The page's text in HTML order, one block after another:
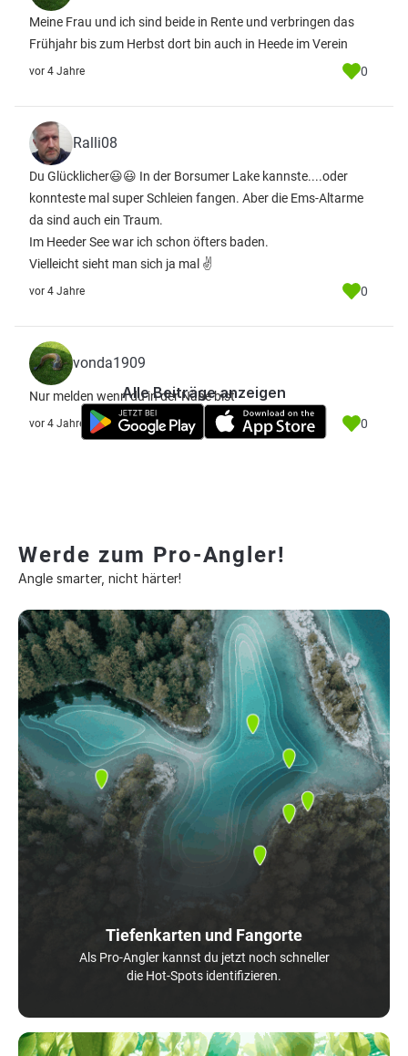
Meine Frau und ich sind beide in Rente und verbringen das
Frühjahr bis zum Herbst dort bin auch in Heede im Verein
vor 4 Jahre 0
Ralli08
Du Glücklicher😃😃 In der Borsumer Lake kannste....oder
konnteste mal super Schleien fangen. Aber die Ems-Altarme
da sind auch ein Traum.
Im Heeder See war ich schon öfters baden.
Vielleicht sieht man sich ja mal ✌
vor 4 Jahre 0
vonda1909
Nur melden wenn du in der Nähe bist
vor 4 Jahre 0
Alle Beiträge anzeigen
Werde zum Pro-Angler!
Angle smarter, nicht härter!
Tiefenkarten und Fangorte
Als Pro-Angler kannst du jetzt noch schneller
die Hot-Spots identifizieren.